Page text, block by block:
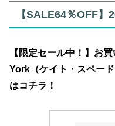
【SALE64％OFF】
【限定セール中！】お
York（ケイト・スペー
はコチラ！